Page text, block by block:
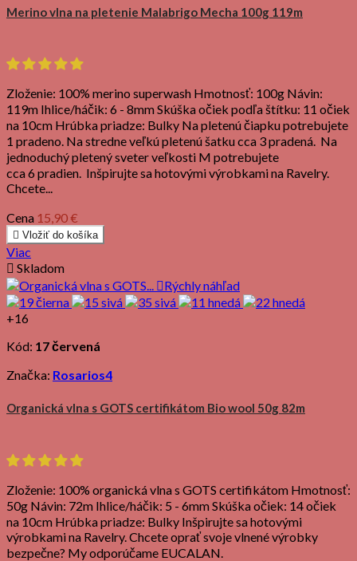
Merino vlna na pletenie Malabrigo Mecha 100g 119m
Zloženie: 100% merino superwash Hmotnosť: 100g Návin:
119m Ihlice/háčik: 6 - 8mm Skúška očiek podľa štítku: 11 očiek
na 10cm Hrúbka priadze: Bulky Na pletenú čiapku potrebujete
1 pradeno. Na stredne veľkú pletenú šatku cca 3 pradená. Na
jednoduchý pletený sveter veľkosti M potrebujete
cca 6 pradien. Inšpirujte sa hotovými výrobkami na Ravelry.
Chcete...
Cena 15,90 €
 Vložiť do košíka
Viac
 Skladom
Rýchly náhľad
+16
Kód: 17 červená
Značka: Rosarios4
Organická vlna s GOTS certifikátom Bio wool 50g 82m
Zloženie: 100% organická vlna s GOTS certifikátom Hmotnosť:
50g Návin: 72m Ihlice/háčik: 5 - 6mm Skúška očiek: 14 očiek
na 10cm Hrúbka priadze: Bulky Inšpirujte sa hotovými
výrobkami na Ravelry. Chcete oprať svoje vlnené výrobky
bezpečne? My odporúčame EUCALAN.